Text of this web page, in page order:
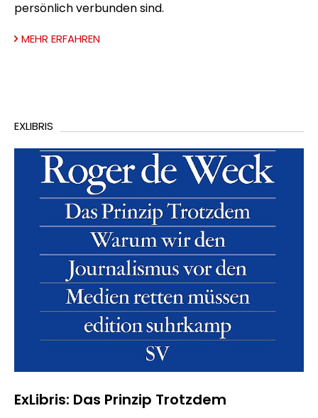
persönlich verbunden sind.
MEHR ERFAHREN
EXLIBRIS
ExLibris: Das Prinzip Trotzdem